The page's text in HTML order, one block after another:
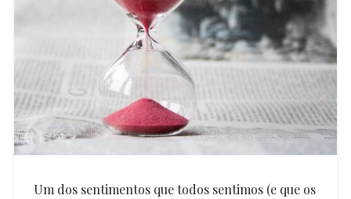
Um dos sentimentos que todos sentimos (e que os